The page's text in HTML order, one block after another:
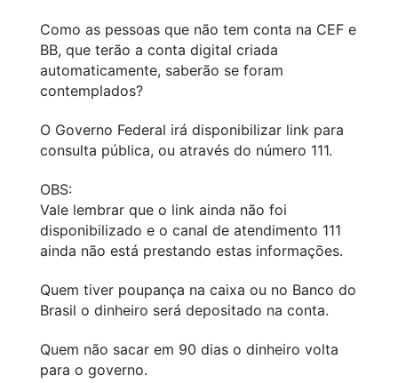
Como as pessoas que não tem conta na CEF e
BB, que terão a conta digital criada
automaticamente, saberão se foram
contemplados?
O Governo Federal irá disponibilizar link para
consulta pública, ou através do número 111.
OBS:
Vale lembrar que o link ainda não foi
disponibilizado e o canal de atendimento 111
ainda não está prestando estas informações.
Quem tiver poupança na caixa ou no Banco do
Brasil o dinheiro será depositado na conta.
Quem não sacar em 90 dias o dinheiro volta
para o governo.